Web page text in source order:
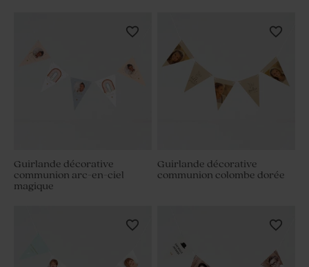
Guirlande décorative
communion arc-en-ciel
magique
Guirlande décorative
communion colombe dorée